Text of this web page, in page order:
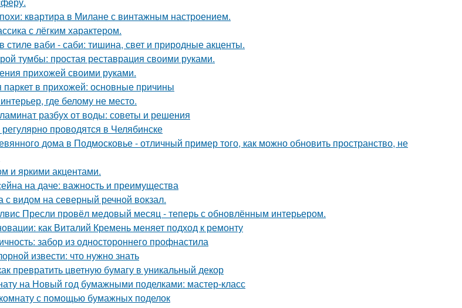
квартира в Милане с винтажным настроением.
с лёгким характером.
стиле ваби - саби: тишина, свет и природные акценты.
тумбы: простая реставрация своими руками.
прихожей своими руками.
в прихожей: основные причины
где белому не место.
разбух от воды: советы и решения
проводятся в Челябинске
дома в Подмосковье - отличный пример того, как можно обновить пространство, не
и яркими акцентами.
на даче: важность и преимущества
с видом на северный речной вокзал.
Пресли провёл медовый месяц - теперь с обновлённым интерьером.
как Виталий Кремень меняет подход к ремонту
забор из одностороннего профнастила
извести: что нужно знать
превратить цветную бумагу в уникальный декор
на Новый год бумажными поделками: мастер-класс
с помощью бумажных поделок